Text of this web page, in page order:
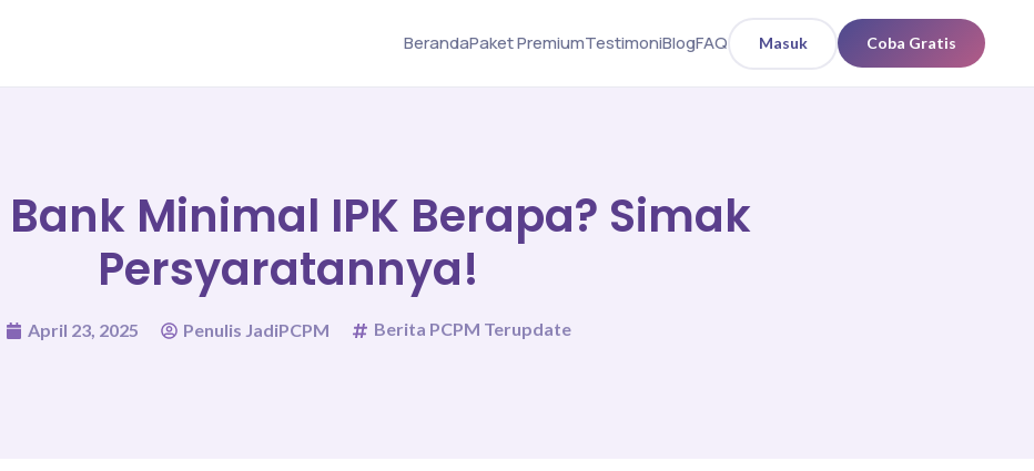
BerandaPaket PremiumTestimoniBlogFAQ Masuk Coba Gratis
Bank Minimal IPK Berapa? Simak
Persyaratannya!
April 23, 2025 Penulis JadiPCPM Berita PCPM Terupdate